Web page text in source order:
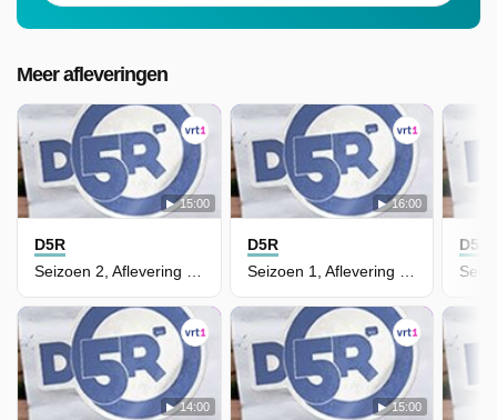
Meer afleveringen
15:00
D5R
Seizoen 2, Aflevering 1 - Amber Maakt Deel Uit Van Een Nieuw Samengesteld Gezin
16:00
D5R
Seizoen 1, Aflevering 24 - Week Aan Zee (4)
14:00 15:00
D5R